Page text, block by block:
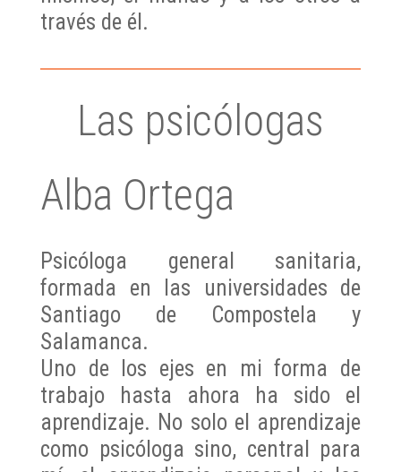
través de él.
Las psicólogas
Alba Ortega
Psicóloga general sanitaria,
formada en las universidades de
Santiago de Compostela y
Salamanca.
Uno de los ejes en mi forma de
trabajo hasta ahora ha sido el
aprendizaje. No solo el aprendizaje
como psicóloga sino, central para